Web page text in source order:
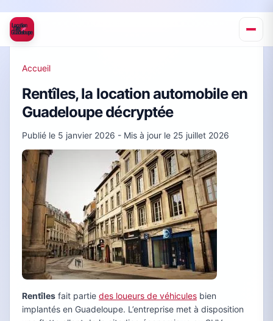
Accueil
Rentîles, la location automobile en
Guadeloupe décryptée
Publié le 5 janvier 2026 - Mis à jour le 25 juillet 2026
Rentîles fait partie des loueurs de véhicules bien
implantés en Guadeloupe. L’entreprise met à disposition